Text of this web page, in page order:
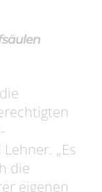
„Es
die
eigenen